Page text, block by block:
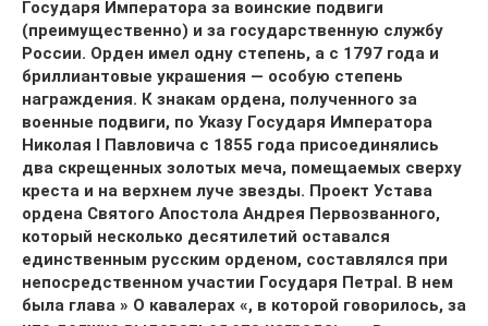
Государя Императора за воинские подвиги
(преимущественно) и за государственную службу
России. Орден имел одну степень, а с 1797 года и
бриллиантовые украшения — особую степень
награждения. К знакам ордена, полученного за
военные подвиги, по Указу Государя Императора
Николая I Павловича с 1855 года присоединялись
два скрещенных золотых меча, помещаемых сверху
креста и на верхнем луче звезды. Проект Устава
ордена Святого Апостола Андрея Первозванного,
который несколько десятилетий оставался
единственным русским орденом, составлялся при
непосредственном участии Государя ПетраI. В нем
была глава » О кавалерах «, в которой говорилось, за